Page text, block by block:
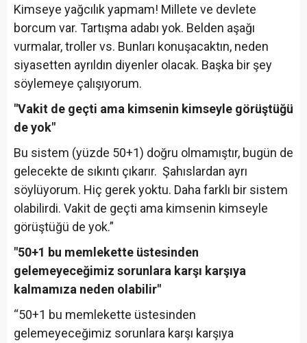
Kimseye yağcılık yapmam! Millete ve devlete
borcum var. Tartışma adabı yok. Belden aşağı
vurmalar, troller vs. Bunları konuşacaktın, neden
siyasetten ayrıldın diyenler olacak. Başka bir şey
söylemeye çalışıyorum.
"Vakit de geçti ama kimsenin kimseyle görüştüğü
de yok"
Bu sistem (yüzde 50+1) doğru olmamıştır, bugün de
gelecekte de sıkıntı çıkarır. Şahıslardan ayrı
söylüyorum. Hiç gerek yoktu. Daha farklı bir sistem
olabilirdi. Vakit de geçti ama kimsenin kimseyle
görüştüğü de yok.”
"50+1 bu memlekette üstesinden
gelemeyeceğimiz sorunlara karşı karşıya
kalmamıza neden olabilir"
“50+1 bu memlekette üstesinden
gelemeyeceğimiz sorunlara karşı karşıya